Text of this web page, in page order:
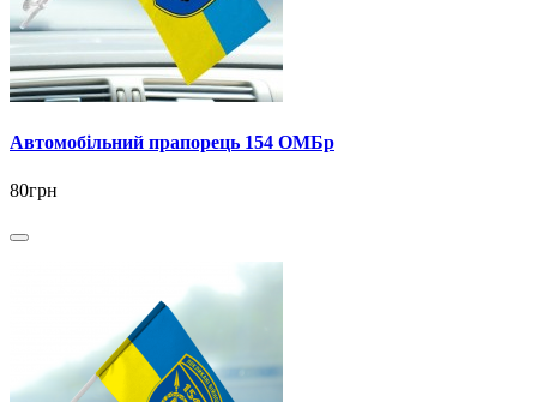
Автомобільний прапорець 154 ОМБр
80грн